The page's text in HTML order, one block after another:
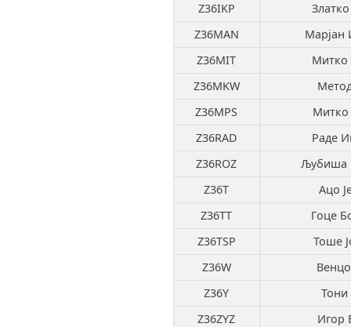
Z36IKP
Z36MAN
Марјан
Z36MIT
Митко
Z36MKW
Z36MPS
Z36RAD
Раде
Z36ROZ
Љубиша
Z36T
Ацо
Z36TT
Гоце
Z36TSP
Тоше
Z36W
Z36Y
Тони
Z36ZYZ
Игор